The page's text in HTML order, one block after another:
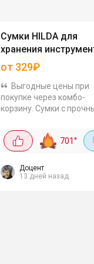
Сумки HILDA для
хранения
от 329₽
Выгодные цены при
покупке через комбо-
корзину. Сумки с
влагоотталкивающей
поверхностью,
кармашком внутри и
удобными ручками....
701°
Доцент
13 дней назад